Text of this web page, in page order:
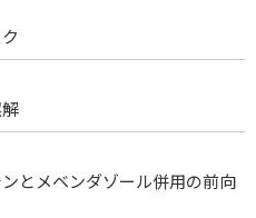
とメベンダゾール併用の前向